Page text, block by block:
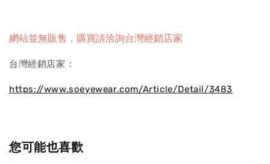
網站並無販售，購買請洽詢台灣經銷店家
台灣經銷店家：
https://www.soeyewear.com/Article/Detail/3483
您可能也喜歡